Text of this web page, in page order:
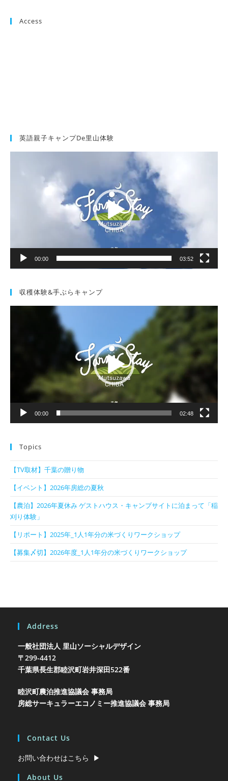
Access
英語親子キャンプde里山体験
00:00 03:52
収穫体験&手ぶらキャンプ
00:00 02:48
Topics
【TV取材】千葉の贈り物
【イベント】2026年房総の夏秋
【農泊】2026年夏休み ゲストハウス・キャンプサイトに泊まって「稲
刈り体験」
【リポート】2025年_1人1年分の米づくりワークショップ
【募集〆切】2026年度_1人1年分の米づくりワークショップ
Address
一般社団法人 里山ソーシャルデザイン
〒299-4412
千葉県長生郡睦沢町岩井深田522番
睦沢町農泊推進協議会 事務局
房総サーキュラーエコノミー推進協議会 事務局
Contact Us
お問い合わせはこちら ▶︎
About Us